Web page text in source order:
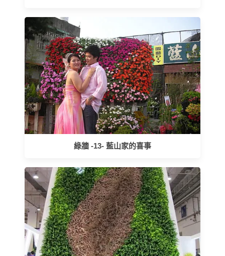
綠牆 -13- 藍山家的喜事